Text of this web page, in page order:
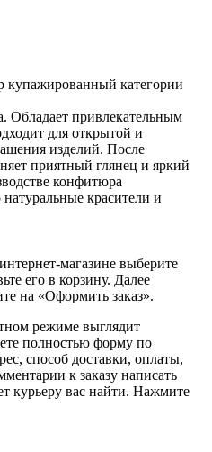
купажированный категории
Обладает привлекательным
для открытой и
изделий. После
приятный глянец и яркий
конфитюра
красители и
магазине выберите
его в корзину. Далее
на «Оформить заказ».
режиме выглядит
полностью форму по
способ доставки, оплаты,
к заказу написать
курьеру вас найти. Нажмите